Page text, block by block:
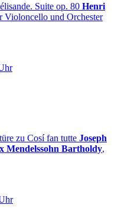
Suite op. 80 Henri
Violoncello und Orchester
zu Cosí fan tutte Joseph
Mendelssohn Bartholdy,